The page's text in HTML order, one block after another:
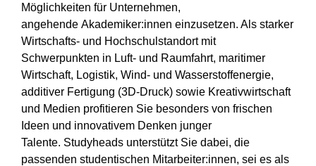
Möglichkeiten für Unternehmen,
angehende Akademiker:innen einzusetzen. Als starker
Wirtschafts- und Hochschulstandort mit
Schwerpunkten in Luft- und Raumfahrt, maritimer
Wirtschaft, Logistik, Wind- und Wasserstoffenergie,
additiver Fertigung (3D-Druck) sowie Kreativwirtschaft
und Medien profitieren Sie besonders von frischen
Ideen und innovativem Denken junger
Talente. Studyheads unterstützt Sie dabei, die
passenden studentischen Mitarbeiter:innen, sei es als